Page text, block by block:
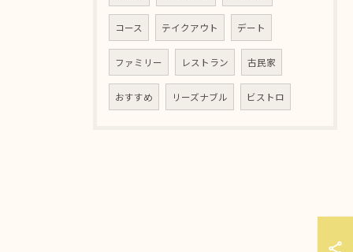
コース テイクアウト デート
ファミリー レストラン 古民家
おすすめ リーズナブル ビストロ